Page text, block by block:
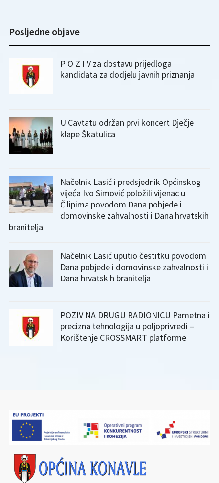
Posljedne objave
P O Z I V za dostavu prijedloga
kandidata za dodjelu javnih priznanja
U Cavtatu održan prvi koncert Dječje
klape Škatulica
Načelnik Lasić i predsjednik Općinskog
vijeća Ivo Simović položili vijenac u
Čilipima povodom Dana pobjede i
domovinske zahvalnosti i Dana hrvatskih
branitelja
Načelnik Lasić uputio čestitku povodom
Dana pobjede i domovinske zahvalnosti i
Dana hrvatskih branitelja
POZIV NA DRUGU RADIONICU Pametna i
precizna tehnologija u poljoprivredi –
Korištenje CROSSMART platforme